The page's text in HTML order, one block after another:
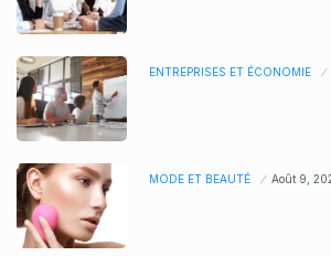
ENTREPRISES ET ÉCONOMIE
MODE ET BEAUTÉ Août 9,